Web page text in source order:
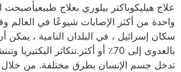
علاج هيليكوباكتر بيلوري بعلاج طبيعيأصبحت
واحدة من أكثر الإصابات شيوعًا في
سكان إسرائيل ، في البلدان النامية ، يمكن
بالعدوى إلى 70٪ أو أكثر.تتكاثر
تدخل جسم الإنسان بطرق مختلفة. من خلال